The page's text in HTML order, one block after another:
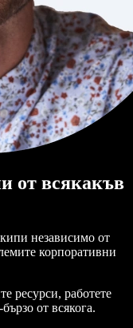
от всякакъв
независимо от
корпоративни
ресурси, работете
от всякога.